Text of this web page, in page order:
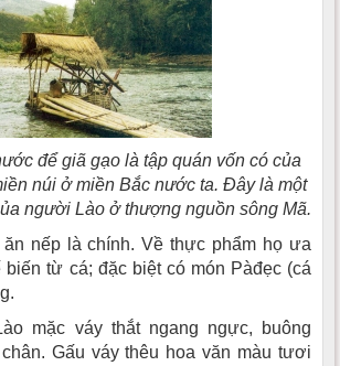
để giã gạo là tập quán vốn có của
núi ở miền Bắc nước ta. Ðây là một
người Lào ở thượng nguồn sông Mã.
nếp là chính. Về thực phẩm họ ưa
biến từ cá; đặc biệt có món Pàđẹc (cá
mặc váy thắt ngang ngực, buông
Gấu váy thêu hoa văn màu tươi